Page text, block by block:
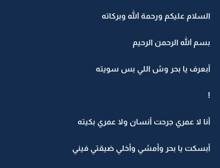
السلام عليكم ورحمة الله وبركاته
بسم الله الرحمن الرحيم
أبعرف يا بحر وش اللي بس سويته
!
أنا لا عمري جرحت أنسان ولا عمري بكيته
أبسكت يا بحر وأمشي وأخلي ضيقتي فيني